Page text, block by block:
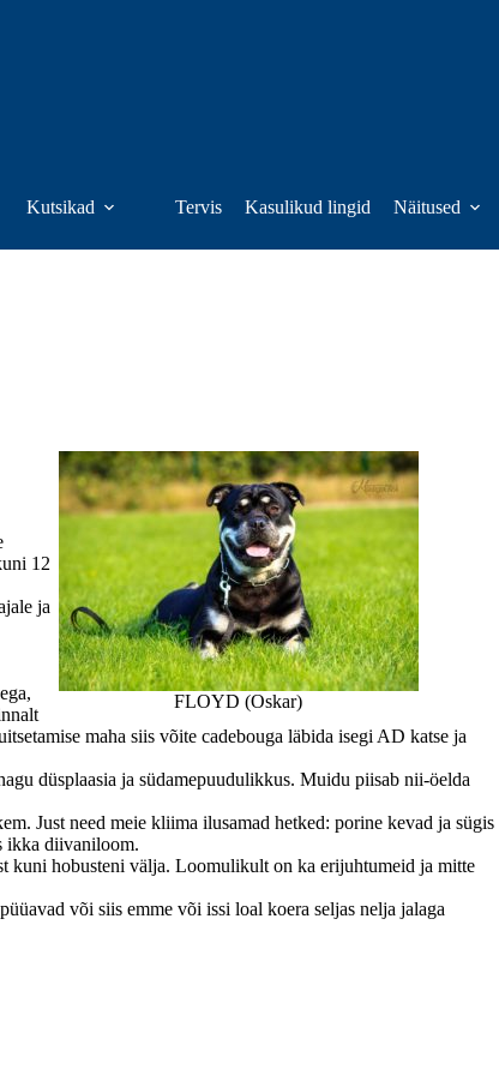
Kutsikad Tervis Kasulikud lingid Näitused
FLOYD (Oskar)
12
ja
maha siis võite cadebouga läbida isegi AD katse ja
düsplaasia ja südamepuudulikkus. Muidu piisab nii-öelda
Just need meie kliima ilusamad hetked: porine kevad ja sügis
ikka diivaniloom.
kuni hobusteni välja. Loomulikult on ka erijuhtumeid ja mitte
või siis emme või issi loal koera seljas nelja jalaga